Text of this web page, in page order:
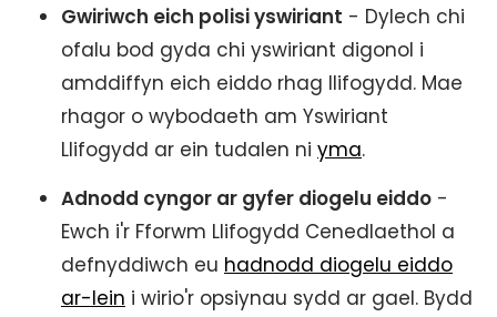
Gwiriwch eich polisi yswiriant - Dylech chi
ofalu bod gyda chi yswiriant digonol i
amddiffyn eich eiddo rhag llifogydd. Mae
rhagor o wybodaeth am Yswiriant
Llifogydd ar ein tudalen ni yma.
Adnodd cyngor ar gyfer diogelu eiddo -
Ewch i'r Fforwm Llifogydd Cenedlaethol a
defnyddiwch eu hadnodd diogelu eiddo
ar-lein i wirio'r opsiynau sydd ar gael. Bydd